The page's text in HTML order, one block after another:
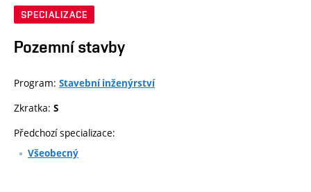
SPECIALIZACE
Pozemní stavby
Program: Stavební inženýrství
Zkratka: S
Předchozí specializace:
Všeobecný